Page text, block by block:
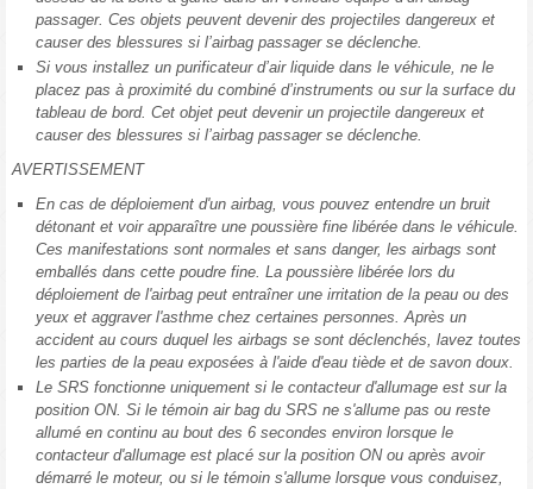
passager. Ces objets peuvent devenir des projectiles dangereux et
causer des blessures si l’airbag passager se déclenche.
Si vous installez un purificateur d’air liquide dans le véhicule, ne le
placez pas à proximité du combiné d’instruments ou sur la surface du
tableau de bord. Cet objet peut devenir un projectile dangereux et
causer des blessures si l’airbag passager se déclenche.
AVERTISSEMENT
En cas de déploiement d'un airbag, vous pouvez entendre un bruit
détonant et voir apparaître une poussière fine libérée dans le véhicule.
Ces manifestations sont normales et sans danger, les airbags sont
emballés dans cette poudre fine. La poussière libérée lors du
déploiement de l'airbag peut entraîner une irritation de la peau ou des
yeux et aggraver l'asthme chez certaines personnes. Après un
accident au cours duquel les airbags se sont déclenchés, lavez toutes
les parties de la peau exposées à l'aide d'eau tiède et de savon doux.
Le SRS fonctionne uniquement si le contacteur d'allumage est sur la
position ON. Si le témoin air bag du SRS ne s'allume pas ou reste
allumé en continu au bout des 6 secondes environ lorsque le
contacteur d'allumage est placé sur la position ON ou après avoir
démarré le moteur, ou si le témoin s'allume lorsque vous conduisez,